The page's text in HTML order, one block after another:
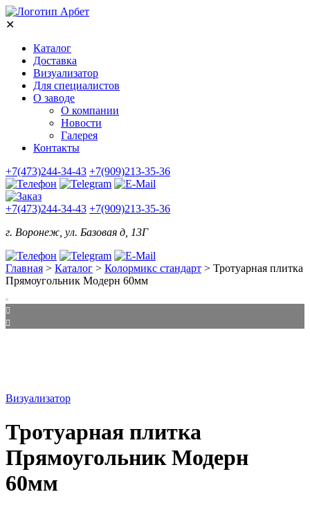
✕
Каталог
Доставка
Визуализатор
Для специалистов
О заводе
О компании
Новости
Галерея
Контакты
+7(473)244-34-43 +7(909)213-35-36
+7(473)244-34-43 +7(909)213-35-36
г. Воронеж, ул. Базовая д, 13Г
Главная > Каталог > Колормикс стандарт > Тротуарная плитка
Прямоугольник Модерн 60мм
Визуализатор
Тротуарная плитка
Прямоугольник Модерн
60мм